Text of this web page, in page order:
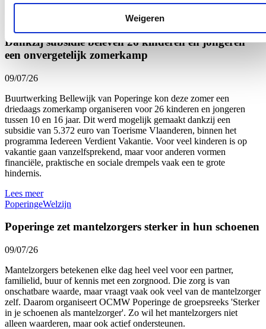
Weigeren
Lees meer
West-Vlaanderen
Dankzij subsidie beleven 26 kinderen en jongeren
een onvergetelijk zomerkamp
09/07/26
Buurtwerking Bellewijk van Poperinge kon deze zomer een
driedaags zomerkamp organiseren voor 26 kinderen en jongeren
tussen 10 en 16 jaar. Dit werd mogelijk gemaakt dankzij een
subsidie van 5.372 euro van Toerisme Vlaanderen, binnen het
programma Iedereen Verdient Vakantie. Voor veel kinderen is op
vakantie gaan vanzelfsprekend, maar voor anderen vormen
financiële, praktische en sociale drempels vaak een te grote
hindernis.
Lees meer
PoperingeWelzijn
Poperinge zet mantelzorgers sterker in hun schoenen
09/07/26
Mantelzorgers betekenen elke dag heel veel voor een partner,
familielid, buur of kennis met een zorgnood. Die zorg is van
onschatbare waarde, maar vraagt vaak ook veel van de mantelzorger
zelf. Daarom organiseert OCMW Poperinge de groepsreeks 'Sterker
in je schoenen als mantelzorger'. Zo wil het mantelzorgers niet
alleen waarderen, maar ook actief ondersteunen.